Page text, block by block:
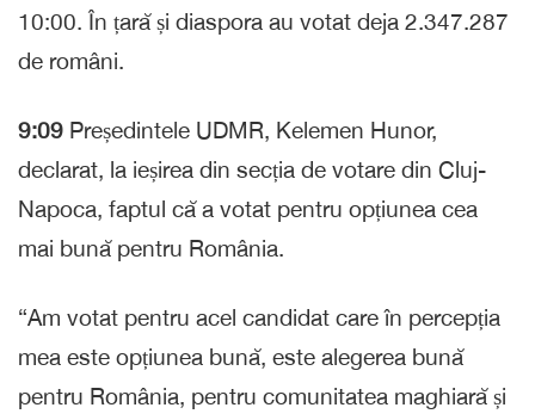
10:00. În țară și diaspora au votat deja 2.347.287
de români.
9:09 Președintele UDMR, Kelemen Hunor,
declarat, la ieșirea din secția de votare din Cluj-
Napoca, faptul că a votat pentru opțiunea cea
mai bună pentru România.
“Am votat pentru acel candidat care în percepția
mea este opțiunea bună, este alegerea bună
pentru România, pentru comunitatea maghiară și